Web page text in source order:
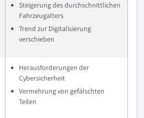
Steigerung des durchschnittlichen
Fahrzeugalters
Trend zur Digitalisierung
verschieben
Herausforderungen der
Cybersicherheit
Vermehrung von gefälschten
Teilen